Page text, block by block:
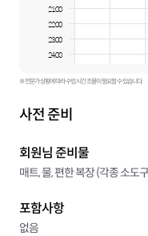
21:00
22:00
23:00
24:00
※ 전문가 상황에 따라 수업 시간 조율이 필요할 수 있습니다.
사전 준비
회원님 준비물
매트, 물, 편한 복장 (각종 소도
포함사항
없음